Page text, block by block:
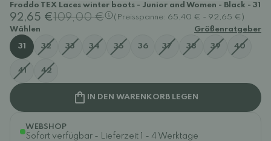
Froddo TEX Laces winter boots - Junior and Women - Black - 31
92,65 €109,00 €
(Preisspanne: 65,40 € - 92,65 €)
Wählen
Größenratgeber
31 32 33 34 35 36 37 38 39 40
41 42
IN DEN WARENKORB LEGEN
WEBSHOP
Sofort verfügbar - Lieferzeit 1 - 4 Werktage